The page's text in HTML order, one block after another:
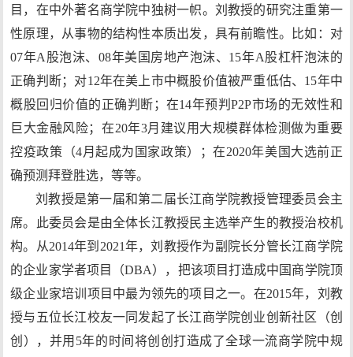
目，在中外著名商学院中独树一帜。刘教授的研究注重第一
性原理，从事物的结构性本质出发，具有前瞻性。比如：对
07年A股泡沫、08年美国房地产泡沫、15年A股杠杆泡沫的
正确判断；对12年在美上市中概股价值被严重低估、15年中
概股回归价值的正确判断；在14年预判P2P市场的无效性和
巨大金融风险；在20年3月建议用大规模群体检测做为重要
控疫政策（4月起成为国家政策）；在2020年美国大选前正
确预测拜登胜选，等等。
刘教授是第一届和第二届长江商学院教授管理委员会主
席。此委员会是由全体长江教授民主选举产生的教授治校机
构。从2014年到2021年，刘教授作为副院长分管长江商学院
的企业家学者项目（DBA），把该项目打造成中国商学院顶
级企业家培训项目中最为领先的项目之一。在2015年，刘教
授与五位长江校友一同发起了长江商学院创业创新社区（创
创），并用5年的时间将创创打造成了全球一流商学院中规